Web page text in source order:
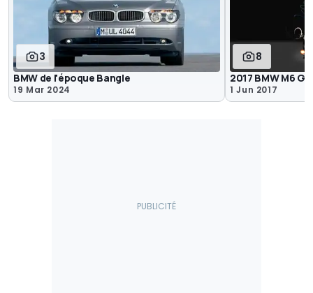
3
BMW de l'époque Bangle
19 Mar 2024
8
2017 BMW M6
1 Jun 2017